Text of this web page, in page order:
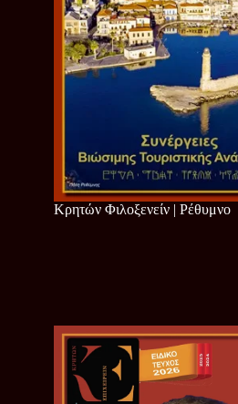
Κρητών Φιλοξενείν | Ρέθυμνο